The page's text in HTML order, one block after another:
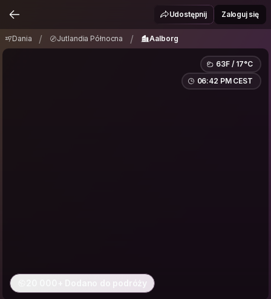
Jutlandia Północna / Aalborg
Udostępnij Zaloguj się
Dania / Jutlandia Północna / Aalborg
63F / 17°C
06:42 PM CEST
20 000+ Dodano do podróży